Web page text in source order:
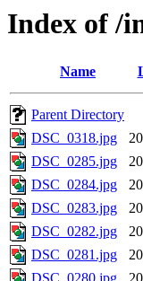
Index of /
Name
Parent Directory
DSC_0318.jpg
DSC_0285.jpg
DSC_0284.jpg
DSC_0283.jpg
DSC_0282.jpg
DSC_0281.jpg